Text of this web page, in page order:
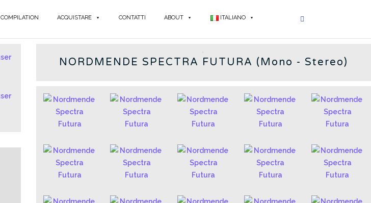
COMPILATION ACQUISTARE CONTATTI ABOUT ITALIANO
GERMAN RADIOS - IT
NORDMENDE SPECTRA FUTURA (Mono - Stereo)